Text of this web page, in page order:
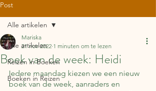
Post
Alle artikelen
Reizen in Boeken
Boeken in Reizen
Alle artikelen
Boek van de week: Heidi
Mariska
21 nov 2022 1 minuten om te lezen
Iedere maandag kiezen we een nieuw
boek van de week, aanraders en